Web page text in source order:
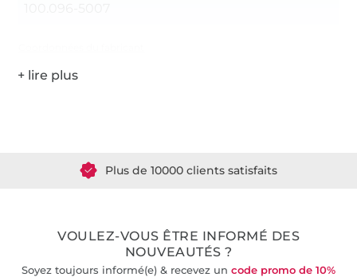
Plus de 10000 clients satisfaits
VOULEZ-VOUS ÊTRE INFORMÉ DES
NOUVEAUTÉS ?
Soyez toujours informé(e) & recevez un code promo de 10%